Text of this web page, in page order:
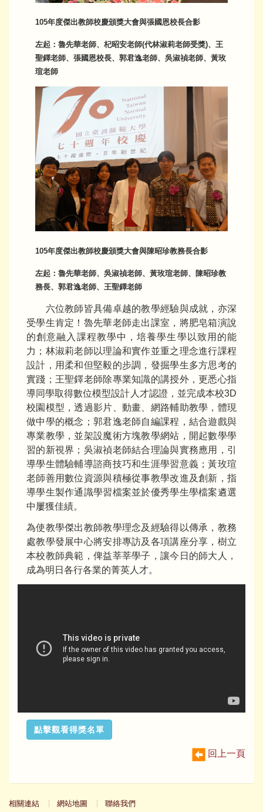
105年度傑出教師校慶頒獎大會與張國恩校長合影
左起：魯先華老師、杞昭安老師(代林淑莉老師受獎)、王
聖鐸老師、張國恩校長、郭君逸老師、吳淑禎老師、黃玫
瑄老師
105年度傑出教師校慶頒獎大會與陳昭珍教務長合影
左起：魯先華老師、吳淑禎老師、黃玫瑄老師、陳昭珍教
務長、郭君逸老師、王聖鐸老師
六位教師皆具備卓越的教學經驗與成就，亦深
受學生肯定！魯先華老師走出課室，將肥皂箱演說
的創意融入課程教學中，培養學生學以致用的能
力；林淑莉老師以理論和實作並重之理念進行課程
設計，用柔和但堅毅的步調，發掘學生多方思考的
實踐；王聖鐸老師除專業知識的講授外，更悉心指
導同學取得數位模型設計人才認證，並完成本校3D
校園模型，透過影片、動畫、網路輔助教學，體現
做中學的概念；郭君逸老師自編課程，結合遊戲與
專業教學，並架設魔術方塊教學網站，開起數學學
習的新視界；吳淑禎老師結合理論與實務應用，引
導學生體驗輔導諮商技巧和生涯學習意義；黃玫瑄
老師善用數位資源與積極從事教學改進及創新，指
導學生製作通識學習檔案並於優秀學生學檔案遴選
中屢獲佳績。
為使教學傑出教師教學理念及經驗得以傳承，教務
處教學發展中心將安排專訪及各項講座分享，樹立
本校教師典範，俾益莘莘學子，讓今日的師大人，
成為明日各行各業的菁英人才。
點擊觀看得獎名單
回上一頁
相關連結 網站地圖 聯絡我們